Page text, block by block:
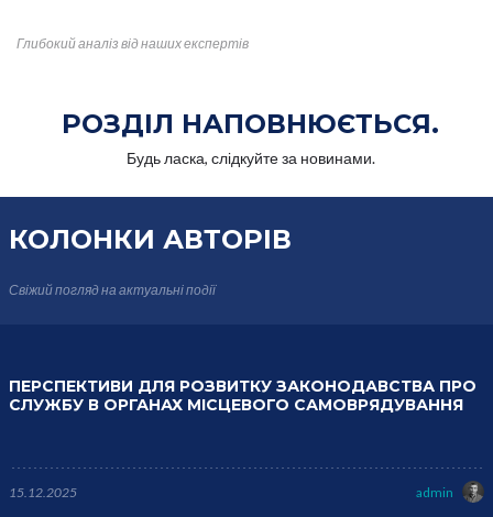
Глибокий аналіз від нашихекспертів
РОЗДІЛ НАПОВНЮЄТЬСЯ.
Будь ласка, слідкуйте за новинами.
КОЛОНКИ АВТОРІВ
Свіжий погляд на актуальні події
ПЕРСПЕКТИВИ ДЛЯ РОЗВИТКУ ЗАКОНОДАВСТВА ПРО
СЛУЖБУ В ОРГАНАХ МІСЦЕВОГО САМОВРЯДУВАННЯ
15.12.2025 admin